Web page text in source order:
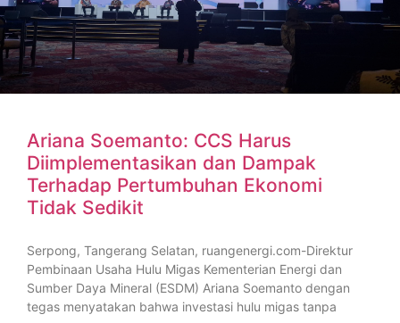
Ariana Soemanto: CCS Harus
Diimplementasikan dan Dampak
Terhadap Pertumbuhan Ekonomi
Tidak Sedikit
Serpong, Tangerang Selatan, ruangenergi.com-Direktur
Pembinaan Usaha Hulu Migas Kementerian Energi dan
Sumber Daya Mineral (ESDM) Ariana Soemanto dengan
tegas menyatakan bahwa investasi hulu migas tanpa